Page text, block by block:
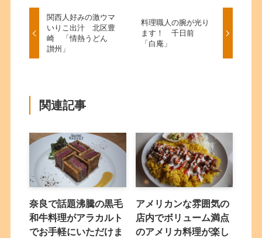
関西人好みの激ウマ
いりこ出汁 北区豊
崎 「情熱うどん
讃州」
料理職人の腕が光り
ます！ 千日前
「白庵」
関連記事
奈良で話題沸騰の黒毛
和牛料理がアラカルト
でお手軽にいただけま
アメリカンな雰囲気の
店内でボリューム満点
のアメリカ料理が楽し